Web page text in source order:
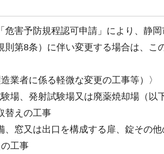
害予防規程認可申請」により、静
第8条）に伴い変更する場合は、こ
業者に係る軽微な変更の工事等）〉
、発射試験場又は廃薬焼却場（以
替えの工事
窓又は出口を構成する扉、錠その
工事